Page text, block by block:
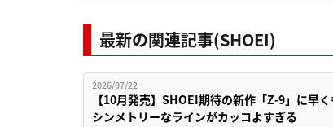
最新の関連記事(SHOEI)
2026/07/22
【10月発売】SHOEI期待の新作「Z-9」に早
シンメトリーなラインがカッコよすぎる